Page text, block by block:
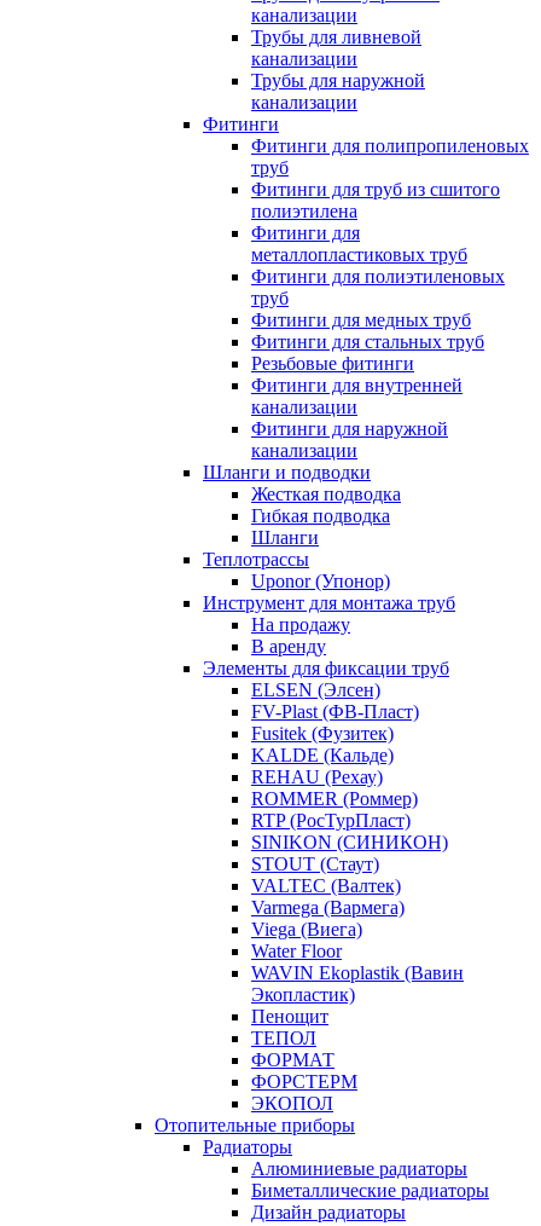
канализации
Трубы для ливневой
канализации
Трубы для наружной
канализации
Фитинги
Фитинги для полипропиленовых
труб
Фитинги для труб из сшитого
полиэтилена
Фитинги для
металлопластиковых труб
Фитинги для полиэтиленовых
труб
Фитинги для медных труб
Фитинги для стальных труб
Резьбовые фитинги
Фитинги для внутренней
канализации
Фитинги для наружной
канализации
Шланги и подводки
Жесткая подводка
Гибкая подводка
Шланги
Теплотрассы
Uponor (Упонор)
Инструмент для монтажа труб
На продажу
В аренду
Элементы для фиксации труб
ELSEN (Элсен)
FV-Plast (ФВ-Пласт)
Fusitek (Фузитек)
KALDE (Кальде)
REHAU (Рехау)
ROMMER (Роммер)
RTP (РосТурПласт)
SINIKON (СИНИКОН)
STOUT (Стаут)
VALTEC (Валтек)
Varmega (Вармега)
Viega (Виега)
Water Floor
WAVIN Ekoplastik (Вавин
Экопластик)
Пенощит
ТЕПОЛ
ФОРМАТ
ФОРСТЕРМ
ЭКОПОЛ
Отопительные приборы
Радиаторы
Алюминиевые радиаторы
Биметаллические радиаторы
Дизайн радиаторы